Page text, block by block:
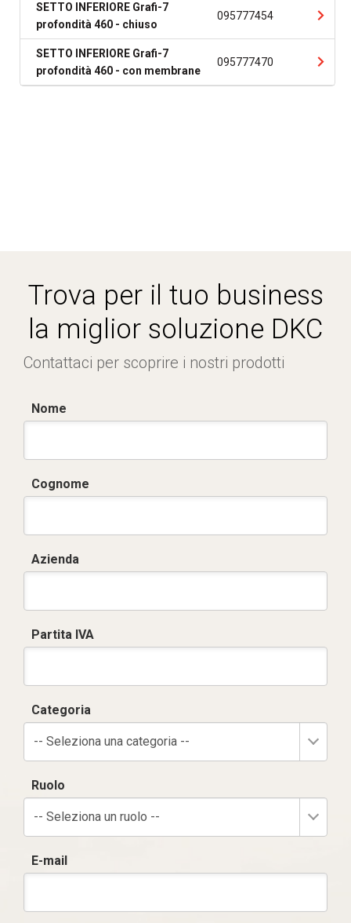
SETTO INFERIORE Grafi-7
profondità 460 - chiuso
095777454
SETTO INFERIORE Grafi-7
profondità 460 - con membrane
095777470
Trova per il tuo business
la miglior soluzione DKC
Contattaci per scoprire i nostri prodotti
Nome
Cognome
Azienda
Partita IVA
Categoria
-- Seleziona una categoria --
Ruolo
-- Seleziona un ruolo --
E-mail